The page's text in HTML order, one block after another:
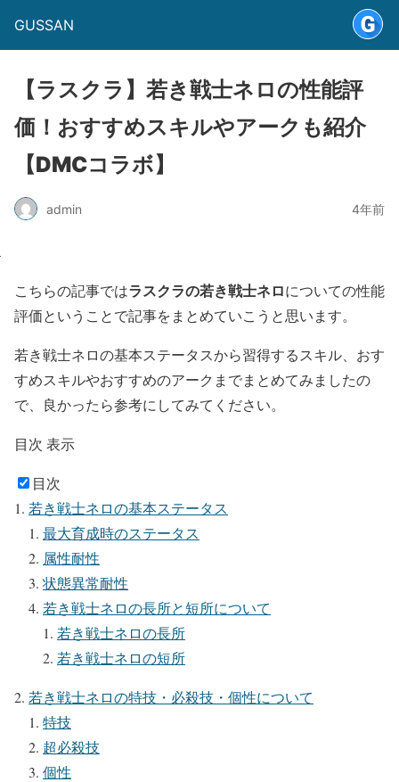
GUSSAN
【ラスクラ】若き戦士ネロの性能評
価！おすすめスキルやアークも紹介
【DMCコラボ】
admin 4年前
こちらの記事ではラスクラの若き戦士ネロについての性能
評価ということで記事をまとめていこうと思います。
若き戦士ネロの基本ステータスから習得するスキル、おす
すめスキルやおすすめのアークまでまとめてみましたの
で、良かったら参考にしてみてください。
目次 表示
目次
若き戦士ネロの基本ステータス
最大育成時のステータス
属性耐性
状態異常耐性
若き戦士ネロの長所と短所について
若き戦士ネロの長所
若き戦士ネロの短所
若き戦士ネロの特技・必殺技・個性について
特技
超必殺技
個性